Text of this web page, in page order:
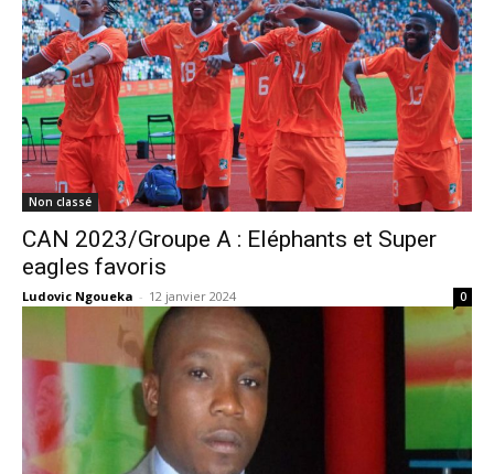
Non classé
CAN 2023/Groupe A : Eléphants et Super
eagles favoris
Ludovic Ngoueka - 12 janvier 2024 0